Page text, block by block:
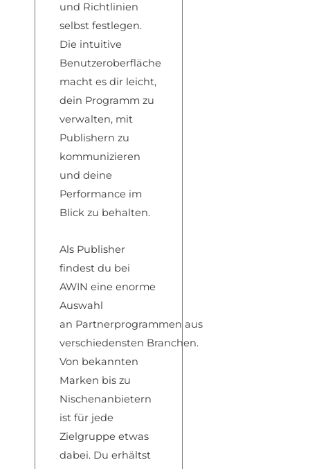
und Richtlinien
selbst festlegen.
Die intuitive
Benutzeroberfläche
macht es dir leicht,
dein Programm zu
verwalten, mit
Publishern zu
kommunizieren
und deine
Performance im
Blick zu behalten.
Als Publisher
findest du bei
AWIN eine enorme
Auswahl
an Partnerprogrammen aus
verschiedensten Branchen.
Von bekannten
Marken bis zu
Nischenanbietern
ist für jede
Zielgruppe etwas
dabei. Du erhältst